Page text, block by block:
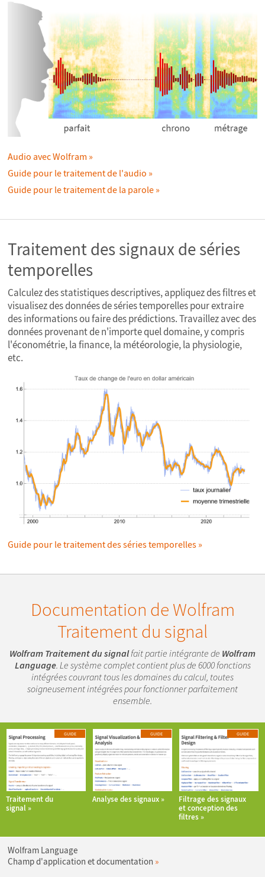
Audio avec Wolfram
Guide pour le traitement de l'audio
Guide pour le traitement de la parole
Traitement des signaux de séries
temporelles
Calculez des statistiques descriptives, appliquez des filtres et
visualisez des données de séries temporelles pour extraire
des informations ou faire des prédictions. Travaillez avec des
données provenant de n'importe quel domaine, y compris
l'économétrie, la finance, la météorologie, la physiologie,
etc.
Guide pour le traitement des séries temporelles
Documentation de Wolfram
Traitement du signal
Wolfram Traitement du signalfait partie intégrante de Wolfram
Language. Le système complet contient plus de 6000 fonctions
intégrées couvrant tous les domaines du calcul, toutes
soigneusement intégrées pour fonctionner parfaitement
ensemble.
Wolfram Language
Champ d'application et documentation
GUIDE
Traitement du
signal
GUIDE
Analyse des signaux
GUIDE
Filtrage des signaux
et conception des
filtres